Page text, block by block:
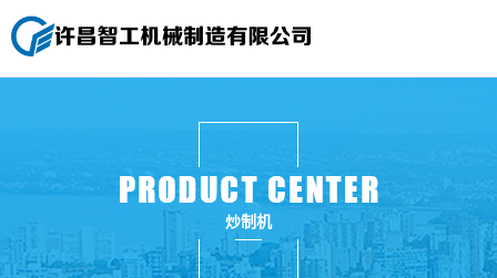
炒制机